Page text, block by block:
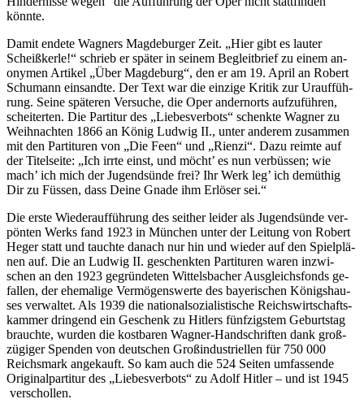
könnte.
Da­mit en­de­te Wag­ners Mag­de­bur­ger Zeit. „Hier gibt es lau­ter
Scheiß­ker­le!“ schrieb er spä­ter in sei­nem Be­gleit­brief zu ei­nem an­
ony­men Ar­ti­kel „Über Mag­de­burg“, den er am 19. April an Ro­bert
Schu­mann ein­sand­te. Der Text war die ein­zi­ge Kri­tik zur Ur­auf­füh­
rung. Sei­ne spä­te­ren Ver­su­che, die Oper an­dern­orts auf­zu­füh­ren,
schei­ter­ten. Die Par­ti­tur des „Lie­bes­ver­bots“ schenk­te Wag­ner zu
Weih­nach­ten 1866 an Kö­nig Lud­wig II., un­ter an­de­rem zu­sam­men
mit den Par­ti­tu­ren von „Die Feen“ und „Ri­en­zi“. Dazu reim­te auf
der Ti­tel­sei­te: „Ich irr­te einst, und möcht’ es nun ver­büs­sen; wie
mach’ ich mich der Ju­gend­sün­de frei? Ihr Werk leg’ ich de­müt­hig
Dir zu Füs­sen, dass Dei­ne Gna­de ihm Er­lö­ser sei.“
Die ers­te Wie­der­auf­füh­rung des seit­her lei­der als Ju­gend­sün­de ver­
pön­ten Werks fand 1923 in Mün­chen un­ter der Lei­tung von Ro­bert
He­ger statt und tauch­te da­nach nur hin und wie­der auf den Spiel­plä­
nen auf. Die an Lud­wig II. ge­schenk­ten Par­ti­tu­ren wa­ren in­zwi­
schen an den 1923 ge­grün­de­ten Wit­tels­ba­cher Aus­gleichs­fonds ge­
fal­len, der ehe­ma­li­ge Ver­mö­gens­wer­te des baye­ri­schen Kö­nigs­hau­
ses ver­wal­tet. Als 1939 die na­tio­nal­so­zia­lis­ti­sche Reichs­wirt­schafts­
kam­mer drin­gend ein Ge­schenk zu Hit­lers fünf­zigs­tem Ge­burts­tag
brauch­te, wur­den die kost­ba­ren Wag­ner-Hand­schrif­ten dank groß­
zü­gi­ger Spen­den von deut­schen Groß­in­dus­tri­el­len für 750 000
Reichs­mark an­ge­kauft. So kam auch die 524 Sei­ten um­fas­sen­de
Ori­gi­nal­par­ti­tur des „Lie­bes­ver­bots“ zu Adolf Hit­ler – und ist 1945
verschollen.